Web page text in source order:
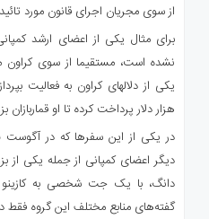
از سوی مجریان اجرای قانون مورد
برای مثال یکی از اعضای ارشد
نشده است، مستقیما از سوی کراون
هزار دلار پرداخت کرده تا او قماربازان
دیگر اعضای کمپانی از جمله یکی از
دانگ، با یک جت شخصی به